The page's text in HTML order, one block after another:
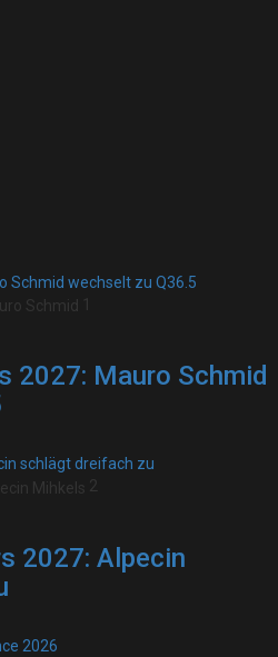
Schmid wechselt zu Q36.5
2027: Mauro Schmid
schlägt dreifach zu
2
2027: Alpecin
2026